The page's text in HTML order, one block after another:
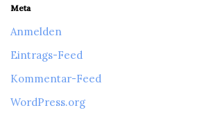
Meta
Anmelden
Eintrags-Feed
Kommentar-Feed
WordPress.org